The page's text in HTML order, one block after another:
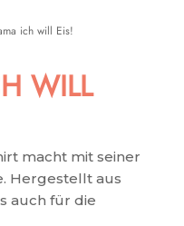
ich will Eis!
WILL
macht mit seiner
Hergestellt aus
auch für die